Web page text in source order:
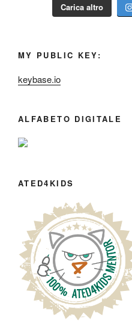
Carica altro
MY PUBLIC KEY:
keybase.io
ALFABETO DIGITALE
ATED4KIDS